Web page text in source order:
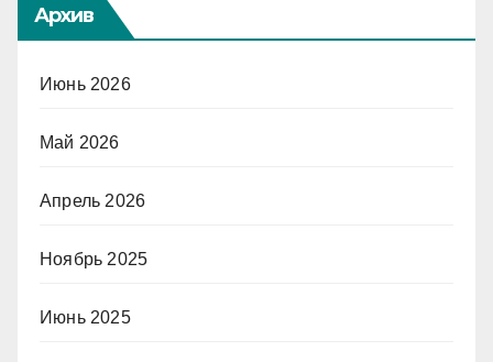
Архив
Июнь 2026
Май 2026
Апрель 2026
Ноябрь 2025
Июнь 2025